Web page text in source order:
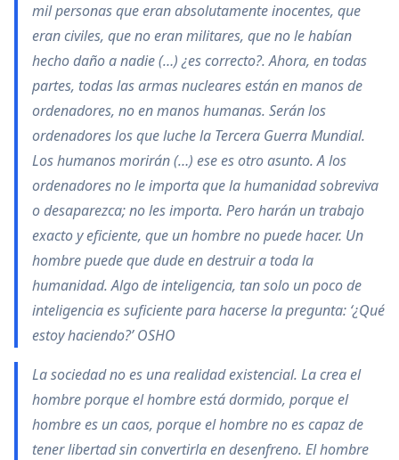
mil personas que eran absolutamente inocentes, que
eran civiles, que no eran militares, que no le habían
hecho daño a nadie (…) ¿es correcto?. Ahora, en todas
partes, todas las armas nucleares están en manos de
ordenadores, no en manos humanas. Serán los
ordenadores los que luche la Tercera Guerra Mundial.
Los humanos morirán (…) ese es otro asunto. A los
ordenadores no le importa que la humanidad sobreviva
o desaparezca; no les importa. Pero harán un trabajo
exacto y eficiente, que un hombre no puede hacer. Un
hombre puede que dude en destruir a toda la
humanidad. Algo de inteligencia, tan solo un poco de
inteligencia es suficiente para hacerse la pregunta: ‘¿Qué
estoy haciendo?’ OSHO
La sociedad no es una realidad existencial. La crea el
hombre porque el hombre está dormido, porque el
hombre es un caos, porque el hombre no es capaz de
tener libertad sin convertirla en desenfreno. El hombre